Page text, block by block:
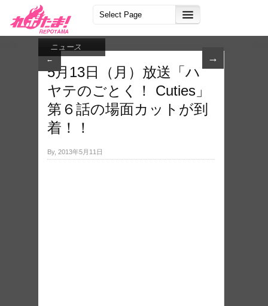
← →
ニュース
5月13日（月）放送「ハ
ヤテのごとく！ Cuties」
第６話の場面カットが到
着！！
By, 2013年5月11日